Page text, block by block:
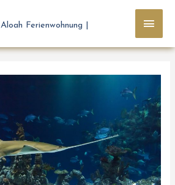
Aloah Ferienwohnung |